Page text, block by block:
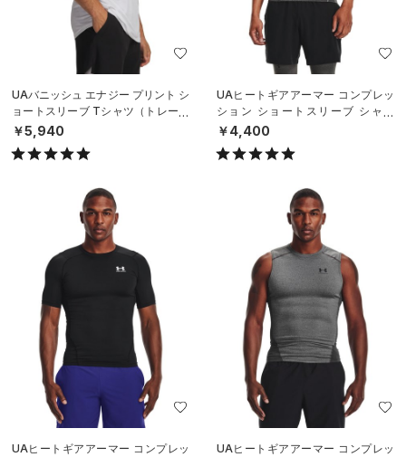
UAバニッシュ エナジー プリント シ
ョートスリーブ Tシャツ（トレーニ
ング/MEN）
￥5,940
UAヒートギアアーマー コンプレッ
ション ショートスリーブ シャツ
（トレーニング/MEN）
￥4,400
UAヒートギアアーマー コンプレッ
UAヒートギアアーマー コンプレッ